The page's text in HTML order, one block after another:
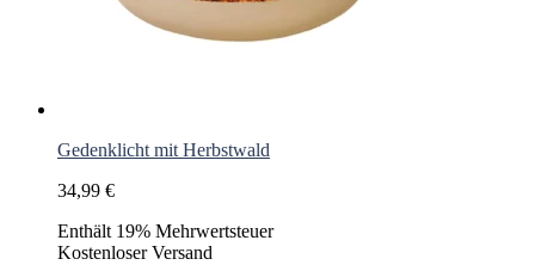
Gedenklicht mit Herbstwald
34,99 €
Enthält 19% Mehrwertsteuer
Kostenloser Versand